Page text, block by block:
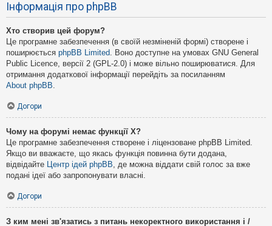
Інформація про phpBB
Хто створив цей форум?
Це програмне забезпечення (в своїй незміненій формі) створене і
поширюється phpBB Limited. Воно доступне на умовах GNU General
Public Licence, версії 2 (GPL-2.0) і може вільно поширюватися. Для
отримання додаткової інформації перейдіть за посиланням
About phpBB.
Догори
Чому на форумі немає функції X?
Це програмне забезпечення створене і ліцензоване phpBB Limited.
Якщо ви вважаєте, що якась функція повинна бути додана,
відвідайте Центр ідей phpBB, де можна віддати свій голос за вже
подані ідеї або запропонувати власні.
Догори
З ким мені зв'язатись з питань некоректного використання і /